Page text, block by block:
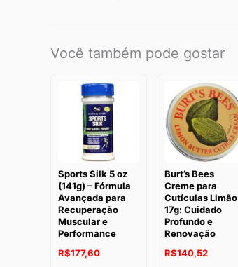
Você também pode gostar
Sports Silk 5 oz
(141g) – Fórmula
Avançada para
Recuperação
Muscular e
Performance
R$177,60
Burt’s Bees
Creme para
Cutículas Limão
17g: Cuidado
Profundo e
Renovação
R$140,52